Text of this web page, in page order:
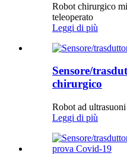
Robot chirurgico
teleoperato
Leggi di più
Sensore/
chirurgico
Robot ad
Leggi di più